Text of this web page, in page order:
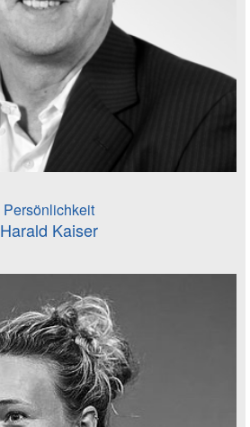
Persönlichkeit
Harald Kaiser